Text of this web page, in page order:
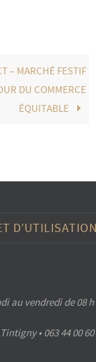
– MARCHÉ FESTIF
DU COMMERCE
ÉQUITABLE
au vendredi de 08 h
• 063 44 00 60